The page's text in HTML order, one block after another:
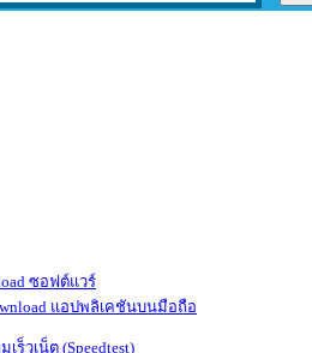
ซอฟต์แวร์
แอปพลิเคชันบนมือถือ
เร็วเน็ต (Speedtest)